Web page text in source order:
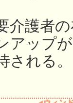
介護者
アップ
れる。